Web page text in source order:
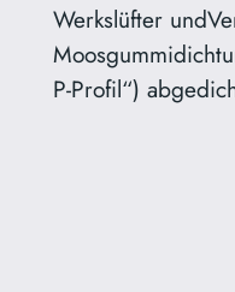
Werkslüfter
P-Profil“)